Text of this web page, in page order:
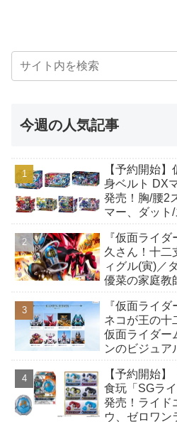
今週の人気記事
【予約開始
身ベルト DX
発売！胸/腰2
マー、ダット
も！
『仮面ライ
久さん！十二
ィグル(寅)／
優菜の家庭教
んも変身！
『仮面ライ
ネコが王の十
仮面ライダー
ンのビジュア
【予約開始
食玩「SGラ
発売！ライド
ウ、ゼロワン